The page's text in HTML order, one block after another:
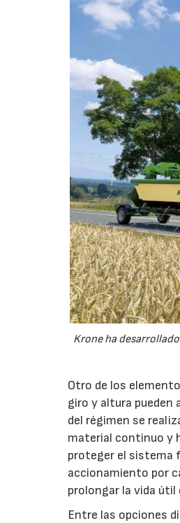
Krone ha
Otro de los
giro y altura pueden
del régimen se
material continuo y
proteger el sistema
accionamiento por
prolongar la vida útil
Entre las opciones